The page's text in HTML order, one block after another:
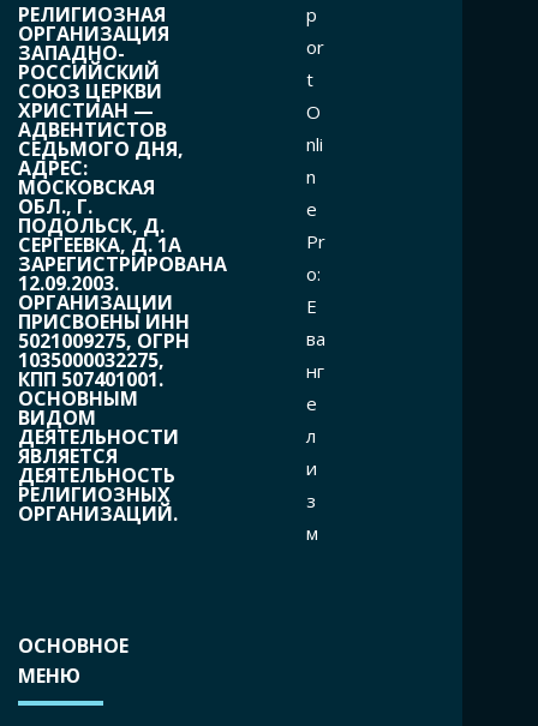
РЕЛИГИОЗНАЯ
ОРГАНИЗАЦИЯ
ЗАПАДНО-
РОССИЙСКИЙ
СОЮЗ ЦЕРКВИ
ХРИСТИАН —
АДВЕНТИСТОВ
СЕДЬМОГО ДНЯ,
АДРЕС:
МОСКОВСКАЯ
ОБЛ., Г.
ПОДОЛЬСК, Д.
СЕРГЕЕВКА, Д. 1А
ЗАРЕГИСТРИРОВАНА
12.09.2003.
ОРГАНИЗАЦИИ
ПРИСВОЕНЫ ИНН
5021009275, ОГРН
1035000032275,
КПП 507401001.
ОСНОВНЫМ
ВИДОМ
ДЕЯТЕЛЬНОСТИ
ЯВЛЯЕТСЯ
ДЕЯТЕЛЬНОСТЬ
РЕЛИГИОЗНЫХ
ОРГАНИЗАЦИЙ.
p
or
t
O
nli
n
e
Pr
o:
Е
ва
нг
е
л
и
з
м
ОСНОВНОЕ
МЕНЮ